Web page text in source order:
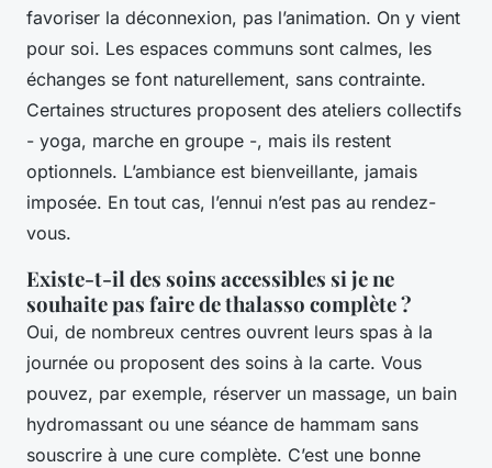
favoriser la déconnexion, pas l’animation. On y vient
pour soi. Les espaces communs sont calmes, les
échanges se font naturellement, sans contrainte.
Certaines structures proposent des ateliers collectifs
- yoga, marche en groupe -, mais ils restent
optionnels. L’ambiance est bienveillante, jamais
imposée. En tout cas, l’ennui n’est pas au rendez-
vous.
Existe-t-il des soins accessibles si je ne
souhaite pas faire de thalasso complète ?
Oui, de nombreux centres ouvrent leurs spas à la
journée ou proposent des soins à la carte. Vous
pouvez, par exemple, réserver un massage, un bain
hydromassant ou une séance de hammam sans
souscrire à une cure complète. C’est une bonne